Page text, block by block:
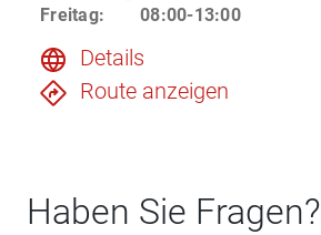
Freitag: 08:00-13:00
Details
Route anzeigen
Haben Sie Fragen?